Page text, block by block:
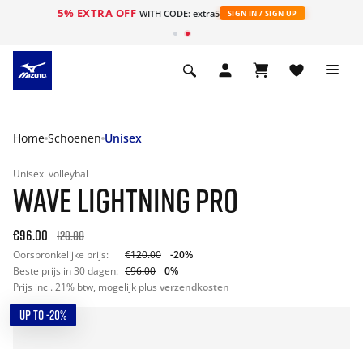
5% EXTRA OFF WITH CODE: extra5 SIGN IN / SIGN UP
Home Schoenen Unisex
Unisex volleybal
WAVE LIGHTNING PRO
€96.00 120.00
Oorspronkelijke prijs: €120.00
-20%
Beste prijs in 30 dagen: €96.00
0%
Prijs incl. 21% btw, mogelijk plus verzendkosten
UP TO -20%